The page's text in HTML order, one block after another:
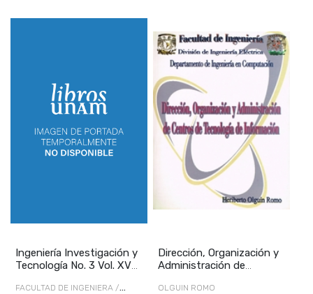
Ingeniería Investigación y
Tecnología No. 3 Vol. XV
FACULTAD DE INGENIERA /
Dirección, Organización y
Administración de
OLGUIN ROMO